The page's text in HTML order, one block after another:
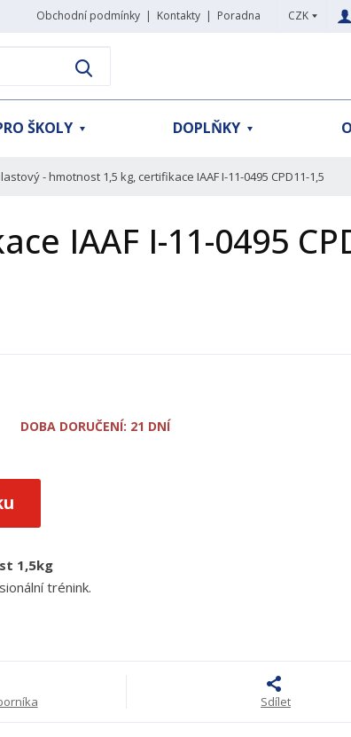
Obchodní podmínky Kontakty Poradna CZK
d
t
e
ŠKOLY DOPLŇKY
- hmotnost 1,5 kg, certifikace IAAF I-11-0495 CPD11-1,5
IAAF I-11-0495
DOBA DORUČENÍ: 21 DNÍ
1,5kg
trénink.
Sdílet